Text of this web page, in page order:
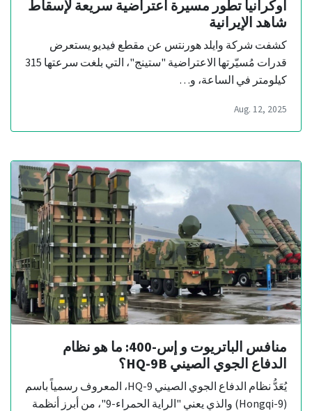
أوكرانيا تطور مسيرة اعتراضية سريعة لإسقاط
شاهد الإيرانية
كشفت شركة وايلد هورنتس عن مقطع فيديو يستعرض
قدرات مُسيّرتها الاعتراضية "ستينج"، التي بلغت سرعتها 315
كيلومتر في الساعة، و…
Aug. 12, 2025
منافس الباتريوت و إس-400: ما هو نظام
الدفاع الجوي الصيني HQ-9B؟
يُعَدُّ نظام الدفاع الجوي الصيني HQ-9، المعروف رسمياً باسم
(Hongqi-9) والذي يعني "الراية الحمراء-9"، من أبرز أنظمة